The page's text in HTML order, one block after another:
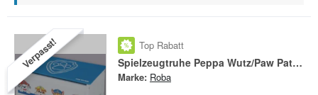
Verpasst! Top Rabatt
Spielzeugtruhe Peppa Wutz/Paw Patrol
Marke: Roba